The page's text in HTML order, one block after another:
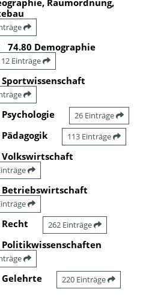
74.80 Demographie
12 Einträge
Sportwissenschaft
26 Einträge
113 Einträge
Volkswirtschaft
Betriebswirtschaft
Recht 262 Einträge
Politikwissenschaften
Gelehrte 220 Einträge